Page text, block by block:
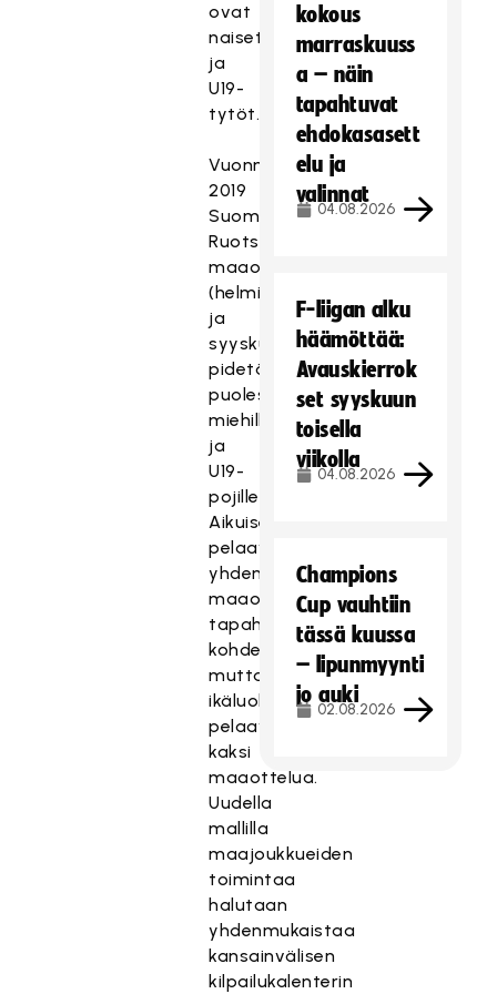
ovat
naiset
ja
U19-
tytöt.
Vuonna
2019
Suomi-
Ruotsi-
maaottelutapahtumat
(helmikuu
ja
syyskuu)
pidetään
puolestaan
miehille
ja
U19-
pojille.
Aikuiset
pelaavat
yhden
maaottelun
tapahtumaa
kohden,
mutta
ikäluokkamaajoukkueet
pelaavat
kaksi
maaottelua.
Uudella
mallilla
maajoukkueiden
toimintaa
halutaan
yhdenmukaistaa
kansainvälisen
kilpailukalenterin
kokous
marraskuuss
a – näin
tapahtuvat
ehdokasasett
elu ja
valinnat
04.08.2026
F-liigan alku
häämöttää:
Avauskierrok
set syyskuun
toisella
viikolla
04.08.2026
Champions
Cup vauhtiin
tässä kuussa
– lipunmyynti
jo auki
02.08.2026